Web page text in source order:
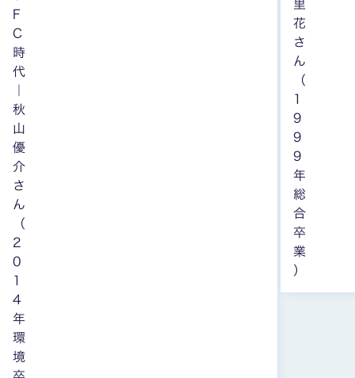
F
C
時
代
秋
山
優
介
さ
ん
（
2
0
1
4
年
環
境
卒
里
花
さ
ん
（
1
9
9
9
年
総
合
卒
業
）